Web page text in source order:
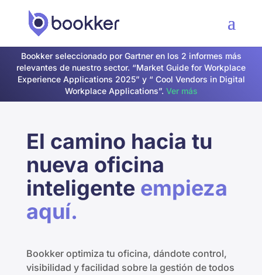
Bookker seleccionado por Gartner en los 2 informes más
relevantes de nuestro sector. “Market Guide for Workplace
Experience Applications 2025” y “ Cool Vendors in Digital
Workplace Applications”. Ver más
El camino hacia tu
nueva oficina
inteligente empieza
aquí.
Bookker optimiza tu oficina, dándote control,
visibilidad y facilidad sobre la gestión de todos